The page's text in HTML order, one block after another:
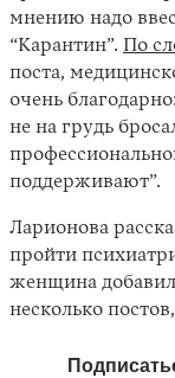
мнению надо
“Карантин”. По
поста,
очень
не на грудь
поддерживают”.
Ларионова
пройти
женщина
несколько